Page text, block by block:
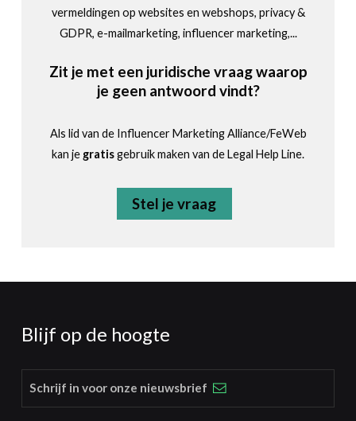
vermeldingen op websites en webshops, privacy &
GDPR, e-mailmarketing, influencer marketing,...
Zit je met een juridische vraag waarop
je geen antwoord vindt?
Als lid van de Influencer Marketing Alliance/FeWeb
kan je gratisgebruik maken van de Legal Help Line.
Stel je vraag
Blijf op de hoogte
Schrijf in voor onze nieuwsbrief